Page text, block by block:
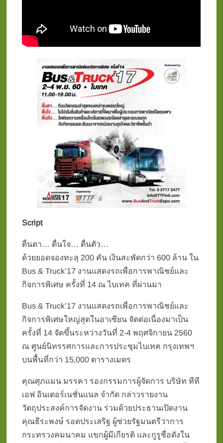
Script
ตื่นตา… ตื่นใจ… ตื่นตัว…
ด้วยยอดจองทะลุ 200 คัน เงินสะพัดกว่า 600 ล้าน ใน
Bus & Truck’17 งานแสดงรถเพื่อการพาณิชย์และ
กิจการพิเศษ ครั้งที่ 14 ณ ไบเทค ที่ผ่านมา
Bus & Truck’17 งานแสดงรถเพื่อการพาณิชย์และ
กิจการพิเศษใหญ่สุดในอาเซียน จัดต่อเนื่องมาเป็น
ครั้งที่ 14 จัดขึ้นระหว่างวันที่ 2-4 พฤศจิกายน 2560
ณ ศูนย์นิทรรศการและการประชุมไบเทค กรุงเทพฯ
บนพื้นที่กว่า 15,000 ตารางเมตร
คุณศุภแมน มรรคา รองกรรมการผู้จัดการ บริษัท ทีที
เอฟ อินเตอร์เนชั่นแนล จำกัด กล่าวรายงาน
วัตถุประสงค์การจัดงาน ร่วมด้วยประธานเปิดงาน
คุณธีระพงษ์ รอดประเสริฐ ผู้ช่วยรัฐมนตรีว่าการ
กระทรวงคมนาคม แขกผู้มีเกียรติ และกูรูชื่อดังใน